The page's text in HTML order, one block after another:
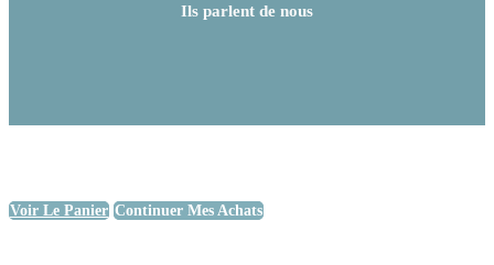
Ils parlent de nous
Voir Le Panier Continuer Mes Achats